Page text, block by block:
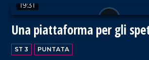
19:31
Una piattaforma per gli
ST 3 PUNTATA
VAI AL TITOLO